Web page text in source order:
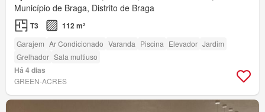
Município de Braga, Distrito de Braga
T3 112 m²
Garajem Ar Condicionado Varanda Piscina Elevador Jardim
Grelhador Sala multiuso
Há 4 dias
GREEN-ACRES